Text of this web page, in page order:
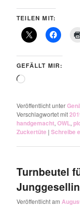
TEILEN MIT:
GEFÄLLT MIR:
Wird
Veröffentlicht unter
Verschlagwortet mit
handgemacht,OWL,
Zuckertüte |Schreibe
Turnbeutel
Veröffentlicht am